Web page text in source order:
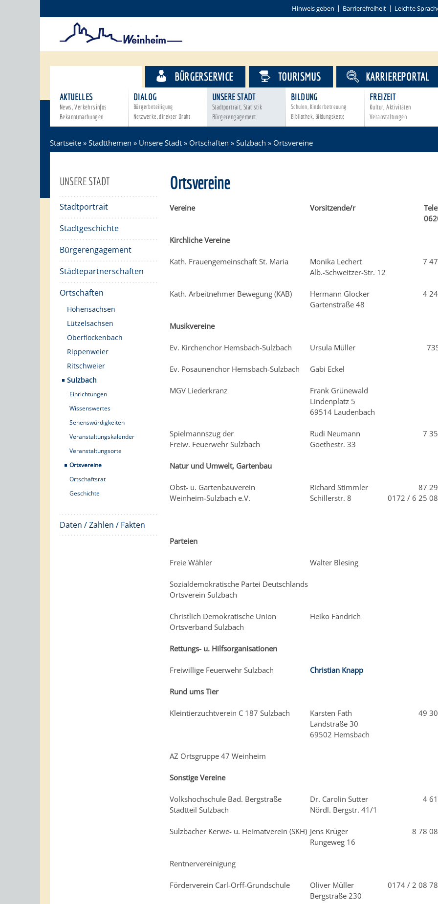
Hinweis geben Barrierefreiheit Leichte
AKTUELLES
News, Verkehrsinfos
Bekanntmachungen
DIALOG
Bürgerbeteiligung
Netzwerke, direkter Draht
UNSERE STADT
Stadtportrait, Statistik
Bürgerengagement
BILDUNG
Schulen, Kinderbetreuung
Bibliothek, Bildungskette
FREIZEIT
Kultur, Aktivitäten
Veranstaltungen
BÜRGERSERVICE TOURISMUS KARRIEREPORTAL
Startseite » Stadtthemen » Unsere Stadt » Ortschaften » Sulzbach » Ortsvereine
UNSERE STADT
Stadtportrait
Stadtgeschichte
Bürgerengagement
Städtepartnerschaften
Ortschaften
Hohensachsen
Lützelsachsen
Oberflockenbach
Rippenweier
Ritschweier
Sulzbach
Einrichtungen
Wissenswertes
Sehenswürdigkeiten
Veranstaltungskalender
Veranstaltungsorte
Ortsvereine
Ortschaftsrat
Geschichte
Daten / Zahlen / Fakten
Ortsvereine
Vereine Vorsitzende/r
Kirchliche Vereine
Kath. Frauengemeinschaft St. Maria
Monika Lechert
Alb.-Schweitzer-Str. 12
7
Kath. Arbeitnehmer Bewegung (KAB)
Hermann Glocker
Gartenstraße 48
4
Musikvereine
Ev. Kirchenchor Hemsbach-Sulzbach Ursula Müller
Ev. Posaunenchor Hemsbach-Sulzbach Gabi Eckel
MGV Liederkranz
Frank Grünewald
Lindenplatz 5
69514 Laudenbach
Spielmannszug der
Freiw. Feuerwehr Sulzbach
Rudi Neumann
Goethestr. 33
7
Natur und Umwelt, Gartenbau
Obst- u. Gartenbauverein
Weinheim-Sulzbach e.V.
Richard Stimmler
Schillerstr. 8
87
0172 / 6 25
Parteien
Freie Wähler Walter Blesing
Sozialdemokratische Partei Deutschlands
Ortsverein Sulzbach
Christlich Demokratische Union
Ortsverband Sulzbach
Heiko Fändrich
Rettungs- u. Hilfsorganisationen
Freiwillige Feuerwehr Sulzbach Christian Knapp
Rund ums Tier
Kleintierzuchtverein C 187 Sulzbach
Karsten Fath
Landstraße 30
69502 Hemsbach
49
AZ Ortsgruppe 47 Weinheim
Sonstige Vereine
Volkshochschule Bad. Bergstraße
Stadtteil Sulzbach
Dr. Carolin Sutter
Nördl. Bergstr. 41/1
4
Sulzbacher Kerwe- u. Heimatverein (SKH) Jens Krüger
Rungeweg 16
8 78
Rentnervereinigung
Förderverein Carl-Orff-Grundschule
Oliver Müller
Bergstraße 230
0174 / 2 08